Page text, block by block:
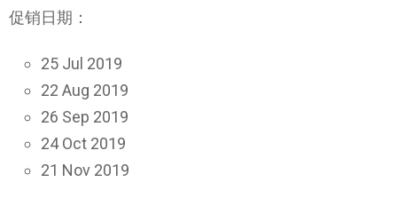
促销日期：
25 Jul 2019
22 Aug 2019
26 Sep 2019
24 Oct 2019
21 Nov 2019